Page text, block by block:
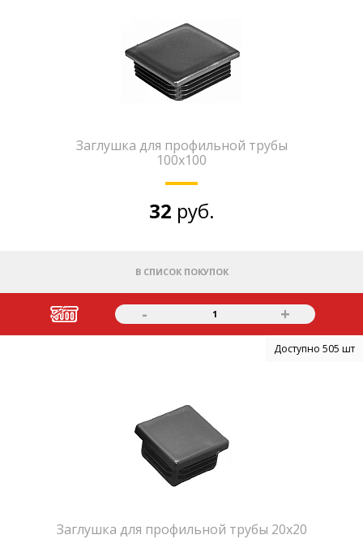
Заглушка для профильной трубы
100х100
32 руб.
В СПИСОК ПОКУПОК
- 1 +
Доступно 505 шт
Заглушка для профильной трубы 20х20